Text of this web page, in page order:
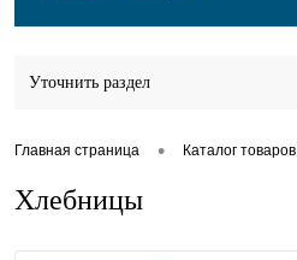
Уточнить раздел
Главная страница • Каталог товаров
Хлебницы